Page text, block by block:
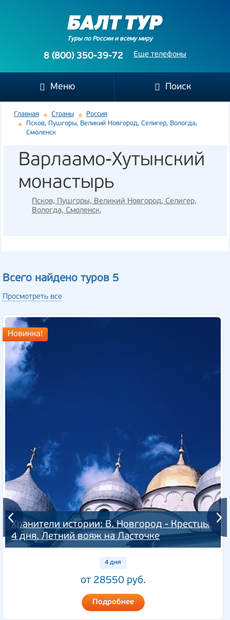
Туры по России и всему миру
Еще телефоны
8 (800) 350-39-72
Меню Поиск
Главная Страны
Россия
Псков, Пушгоры, Великий Новгород, Селигер, Вологда,
Смоленск
Варлаамо-Хутынский
монастырь
Псков, Пушгоры, Великий Новгород, Селигер,
Вологда, Смоленск,
Всего найдено туров 5
Просмотреть все
Хранители истории: В. Новгород - Крестцы,
4 дня. Летний вояж на Ласточке
Новинка!
4 дня
от 28550 руб.
Подробнее